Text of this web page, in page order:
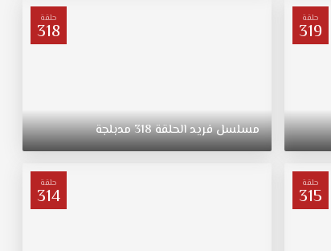
حلقة
319
حلقة
318
مسلسلفريدالحلقة318مدبلجة
حلقة
315
حلقة
314